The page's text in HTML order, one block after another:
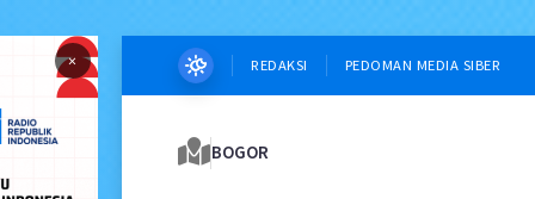
× REDAKSI PEDOMAN MEDIA SIBER
BOGOR